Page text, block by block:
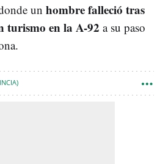
un hombre falleció tras
turismo en la A-92 a su paso